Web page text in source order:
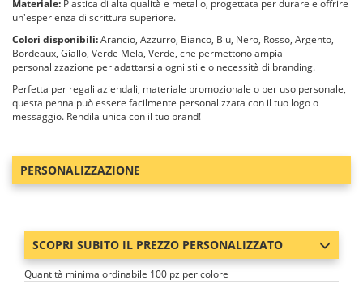
Materiale: Plastica di alta qualità e metallo, progettata per durare e offrire
un'esperienza di scrittura superiore.
Colori disponibili:Arancio, Azzurro, Bianco, Blu, Nero, Rosso, Argento,
Bordeaux, Giallo, Verde Mela, Verde, che permettono ampia
personalizzazione per adattarsi a ogni stile o necessità di branding.
Perfetta per regali aziendali, materiale promozionale o per uso personale,
questa penna può essere facilmente personalizzata con il tuo logo o
messaggio. Rendila unica con il tuo brand!
PERSONALIZZAZIONE
SCOPRI SUBITO IL PREZZO PERSONALIZZATO
Quantità minima ordinabile 100 pz per colore